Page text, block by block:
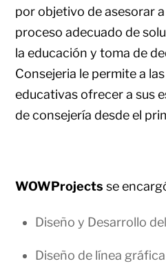
por objetivo de asesorar
proceso adecuado de
la educación y toma de
Consejeria le permite a
educativas ofrecer a sus
de consejería desde el
WOWProjects se
Diseño y Desarrollo
Diseño de línea